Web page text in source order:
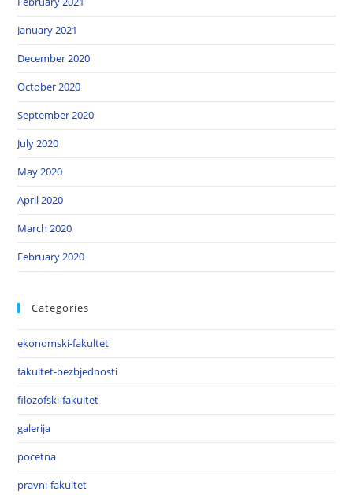
January 2021
December 2020
October 2020
September 2020
July 2020
May 2020
April 2020
March 2020
February 2020
Categories
ekonomski-fakultet
fakultet-bezbjednosti
filozofski-fakultet
galerija
pocetna
pravni-fakultet